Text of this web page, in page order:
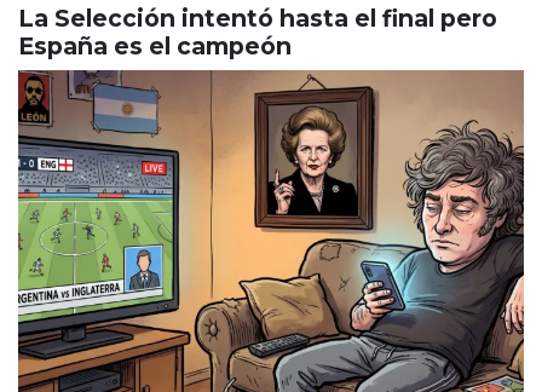
La Selección intentó hasta el final pero
España es el campeón